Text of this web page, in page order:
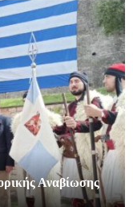
Αναβίωσης